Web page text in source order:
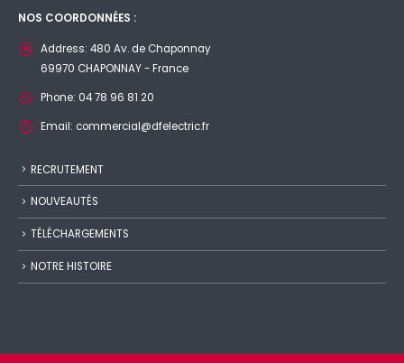
NOS COORDONNÉES :
Address: 480 Av. de Chaponnay
69970 CHAPONNAY - France
Phone: 04 78 96 81 20
Email: commercial@dfelectric.fr
RECRUTEMENT
NOUVEAUTÉS
TÉLÉCHARGEMENTS
NOTRE HISTOIRE